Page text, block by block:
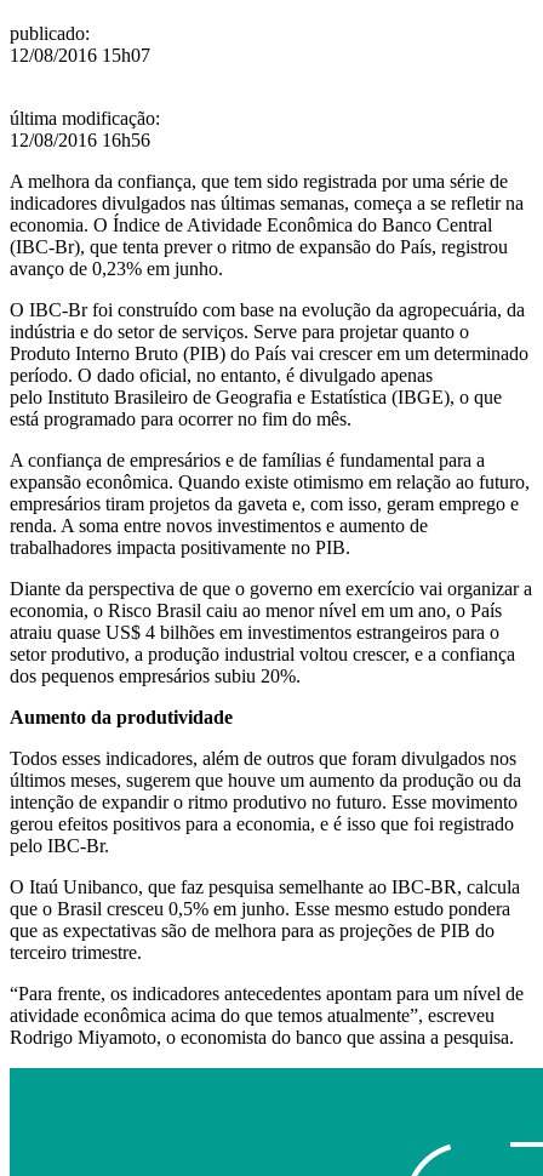
publicado:
12/08/2016 15h07
última modificação:
12/08/2016 16h56
A melhora da confiança, que tem sido registrada por uma série de
indicadores divulgados nas últimas semanas, começa a se refletir na
economia. O Índice de Atividade Econômica do Banco Central
(IBC-Br), que tenta prever o ritmo de expansão do País, registrou
avanço de 0,23% em junho.
O IBC-Br foi construído com base na evolução da agropecuária, da
indústria e do setor de serviços. Serve para projetar quanto o
Produto Interno Bruto (PIB) do País vai crescer em um determinado
período. O dado oficial, no entanto, é divulgado apenas
pelo Instituto Brasileiro de Geografia e Estatística (IBGE), o que
está programado para ocorrer no fim do mês.
A confiança de empresários e de famílias é fundamental para a
expansão econômica. Quando existe otimismo em relação ao futuro,
empresários tiram projetos da gaveta e, com isso, geram emprego e
renda. A soma entre novos investimentos e aumento de
trabalhadores impacta positivamente no PIB.
Diante da perspectiva de que o governo em exercício vai organizar a
economia, o Risco Brasil caiu ao menor nível em um ano, o País
atraiu quase US$ 4 bilhões em investimentos estrangeiros para o
setor produtivo, a produção industrial voltou crescer, e a confiança
dos pequenos empresários subiu 20%.
Aumento da produtividade
Todos esses indicadores, além de outros que foram divulgados nos
últimos meses, sugerem que houve um aumento da produção ou da
intenção de expandir o ritmo produtivo no futuro. Esse movimento
gerou efeitos positivos para a economia, e é isso que foi registrado
pelo IBC-Br.
O Itaú Unibanco, que faz pesquisa semelhante ao IBC-BR, calcula
que o Brasil cresceu 0,5% em junho. Esse mesmo estudo pondera
que as expectativas são de melhora para as projeções de PIB do
terceiro trimestre.
“Para frente, os indicadores antecedentes apontam para um nível de
atividade econômica acima do que temos atualmente”, escreveu
Rodrigo Miyamoto, o economista do banco que assina a pesquisa.